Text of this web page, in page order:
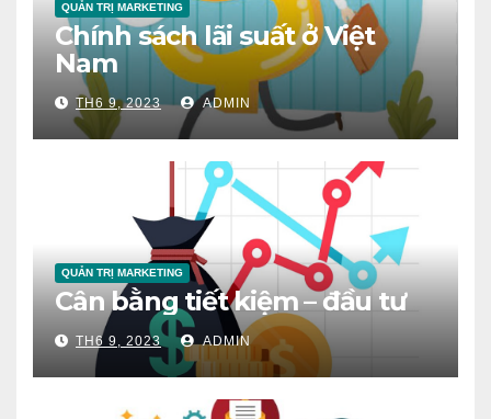
QUẢN TRỊ MARKETING
Chính sách lãi suất ở Việt
Nam
TH6 9, 2023 ADMIN
QUẢN TRỊ MARKETING
Cân bằng tiết kiệm – đầu tư
TH6 9, 2023 ADMIN